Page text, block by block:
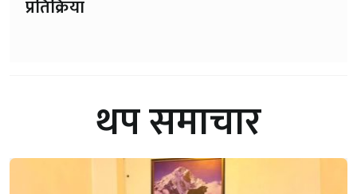
प्रतिक्रिया
थप समाचार